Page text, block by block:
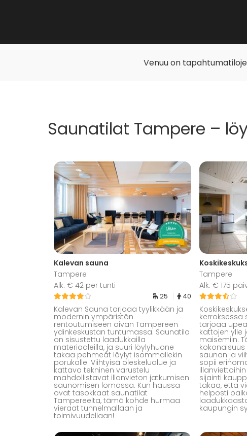
Venuu on
Saunatilat Tampere –
Kalevan sauna
Tampere
Alk. € 42 per tunti
25 40
Kalevan Sauna tarjoaa tyylikkään ja
modernin ympäristön
rentoutumiseen aivan Tampereen
ydinkeskustan tuntumassa. Saunatila
on sisustettu laadukkailla
materiaaleilla, ja suuri löylyhuone
takaa pehmeät löylyt isommallekin
porukalle. Viihtyisä oleskelualue ja
kattava tekninen varustelu
mahdollistavat illanvieton jatkumisen
saunomisen lomassa. Kun haussa
ovat tasokkaat saunatilat
Tampereelta, tämä kohde hurmaa
vieraat tunnelmallaan ja
toimivuudellaan!
Tampere
Alk. € 175
kerroksessa
tarjoaa
kattojen ylle
maisemiin.
saunan ja
sopii
sijainti
takaa, että
helposti
kaupungin